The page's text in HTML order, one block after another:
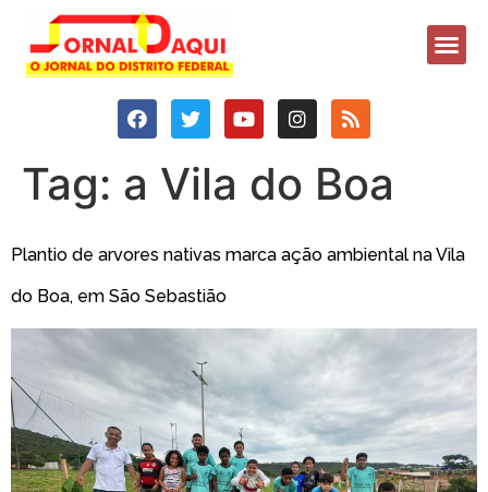
Tag: a Vila do Boa
Plantio de arvores nativas marca ação ambiental na Vila
do Boa, em São Sebastião